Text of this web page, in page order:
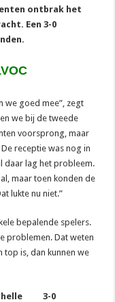
ontbrak het
Een 3-0
we goed mee”, zegt
we bij de tweede
voorsprong, maar
receptie was nog in
daar lag het probleem.
maar toen konden de
lukte nu niet.”
bepalende spelers.
problemen. Dat weten
top is, dan kunnen we
Schelle 3-0